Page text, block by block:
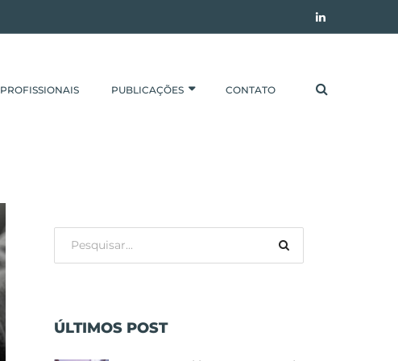
PROFISSIONAIS PUBLICAÇÕES CONTATO
ÚLTIMOS POST